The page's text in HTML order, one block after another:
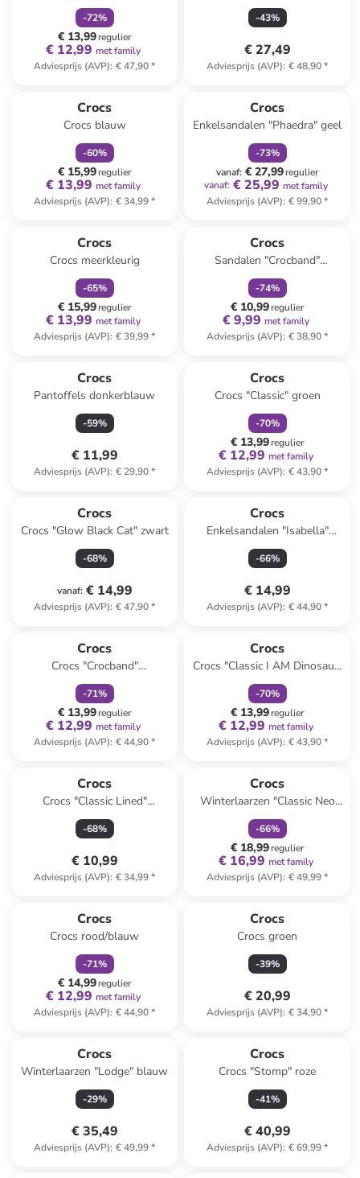
-72%
€ 13,99regulier
€ 12,99 met family
Adviesprijs (AVP): € 47,90*
-43%
€ 27,49
Adviesprijs (AVP): € 48,90*
Crocs
Crocs blauw
-60%
€ 15,99regulier
€ 13,99 met family
Adviesprijs (AVP): € 34,99*
Crocs
Enkelsandalen "Phaedra" geel
-73%
vanaf: € 27,99regulier
vanaf: € 25,99 met family
Adviesprijs (AVP): € 99,90*
Crocs
Crocs meerkleurig
-65%
€ 15,99regulier
€ 13,99 met family
Adviesprijs (AVP): € 39,99*
Crocs
Sandalen "Crocband"
oranje/paars
-74%
€ 10,99regulier
€ 9,99 met family
Adviesprijs (AVP): € 38,90*
Crocs
Pantoffels donkerblauw
-59%
€ 11,99
Adviesprijs (AVP): € 29,90*
Crocs
Crocs "Classic" groen
-70%
€ 13,99regulier
€ 12,99 met family
Adviesprijs (AVP): € 43,90*
Crocs
Crocs "Glow Black Cat" zwart
-68%
vanaf: € 14,99
Adviesprijs (AVP): € 47,90*
Crocs
Enkelsandalen "Isabella"
zilverkleurig
-66%
€ 14,99
Adviesprijs (AVP): € 44,90*
Crocs
Crocs "Crocband"
donkerblauw
-71%
€ 13,99regulier
€ 12,99 met family
Adviesprijs (AVP): € 44,90*
Crocs
Crocs "Classic I AM Dinosaur"
groen
-70%
€ 13,99regulier
€ 12,99 met family
Adviesprijs (AVP): € 43,90*
Crocs
Crocs "Classic Lined"
donkerblauw
-68%
€ 10,99
Adviesprijs (AVP): € 34,99*
Crocs
Winterlaarzen "Classic Neo
Puff" roze
-66%
€ 18,99regulier
€ 16,99 met family
Adviesprijs (AVP): € 49,99*
Crocs
Crocs rood/blauw
-71%
€ 14,99regulier
€ 12,99 met family
Adviesprijs (AVP): € 44,90*
Crocs
Crocs groen
-39%
€ 20,99
Adviesprijs (AVP): € 34,90*
Crocs
Winterlaarzen "Lodge" blauw
-29%
€ 35,49
Adviesprijs (AVP): € 49,99*
Crocs
Crocs "Stomp" roze
-41%
€ 40,99
Adviesprijs (AVP): € 69,99*